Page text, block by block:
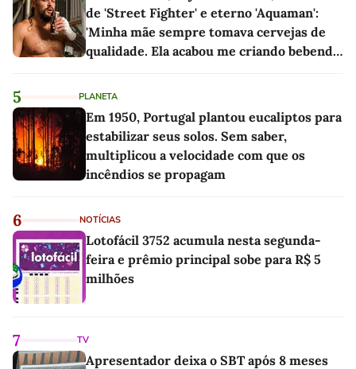
de 'Street Fighter' e eterno 'Aquaman':
'Minha mãe sempre tomava cervejas de
qualidade. Ela acabou me criando bebendo
5 PLANETA
Em 1950, Portugal plantou eucaliptos para
estabilizar seus solos. Sem saber,
multiplicou a velocidade com que os
incêndios se propagam
6 NOTÍCIAS
Lotofácil 3752 acumula nesta segunda-
feira e prêmio principal sobe para R$ 5
milhões
7 TV
Apresentador deixa o SBT após 8 meses